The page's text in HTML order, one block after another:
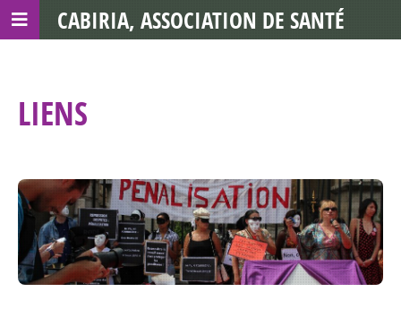
LIENS
CABIRIA, ASSOCIATION DE SANTÉ